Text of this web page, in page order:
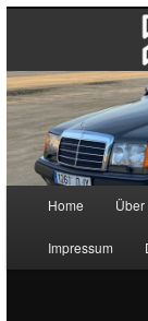
Skip to
Skip to
Home
Impressum